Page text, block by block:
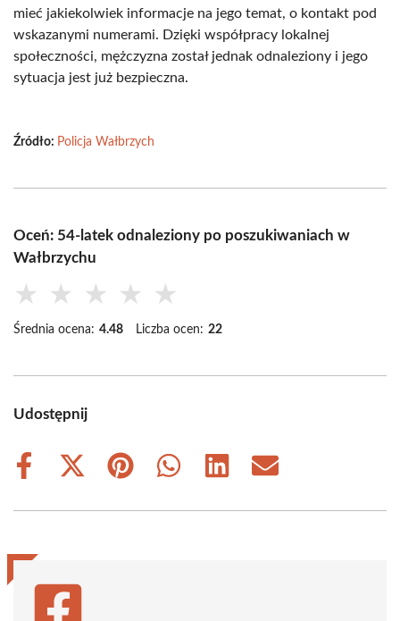
mieć jakiekolwiek informacje na jego temat, o kontakt pod
wskazanymi numerami. Dzięki współpracy lokalnej
społeczności, mężczyzna został jednak odnaleziony i jego
sytuacja jest już bezpieczna.
Źródło: Policja Wałbrzych
Oceń: 54-latek odnaleziony po poszukiwaniach w
Wałbrzychu
★ ★ ★ ★ ★
Średnia ocena: 4.48 Liczba ocen: 22
Udostępnij
Share
Share
(Twitter)
Share
Share
Share
Share